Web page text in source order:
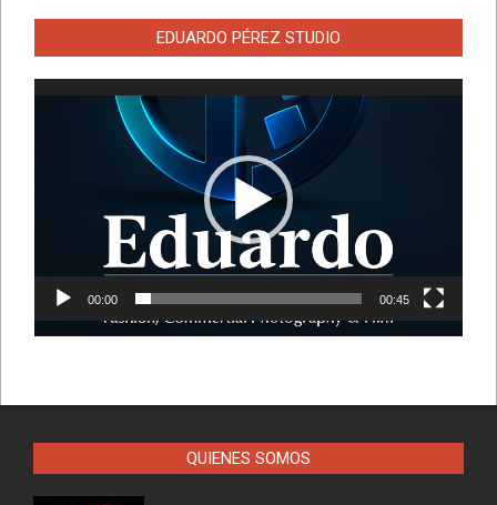
EDUARDO PÉREZ STUDIO
Reproductor
00:00 00:45
QUIENES SOMOS